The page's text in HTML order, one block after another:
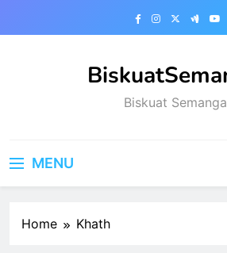
Biskuat
MENU
Home Khath